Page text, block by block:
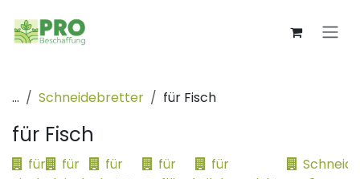
... Schneidebretter für Fisch
für Fisch
für
für
für
für
für